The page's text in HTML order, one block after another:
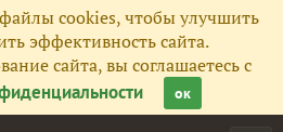
cookies, чтобы улучшить
эффективность сайта.
сайта, вы соглашаетесь с
ок